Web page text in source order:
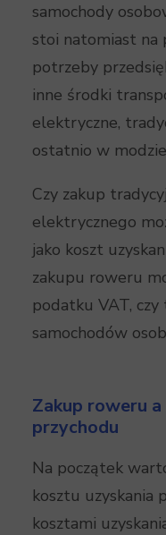
samochody
stoi natomiast na
potrzeby
inne środki
elektryczne,
ostatnio w
Czy zakup
elektrycznego
jako koszt
zakupu roweru
podatku VAT,
samochodów
Zakup roweru
przychodu
Na początek
kosztu uzyskania
kosztami